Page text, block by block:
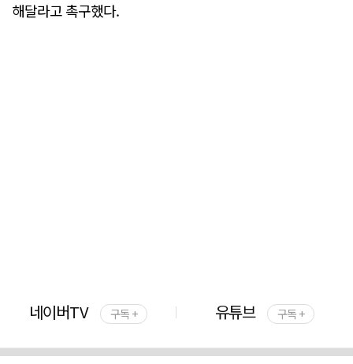
해달라고 촉구했다.
네이버TV 구독 + 유튜브 구독 +